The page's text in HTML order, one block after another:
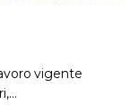
vigente